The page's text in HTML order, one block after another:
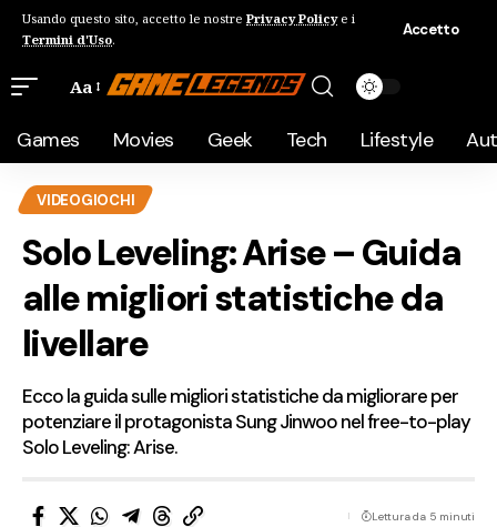
Usando questo sito, accetto le nostre Privacy Policye i
Termini d'Uso.
Accetto
Aa
Games Movies Geek Tech Lifestyle
VIDEOGIOCHI
Solo Leveling: Arise – Guida
alle migliori statistiche da
livellare
Ecco la guida sulle migliori statistiche da migliorare per
potenziare il protagonista Sung Jinwoo nel free-to-play
Solo Leveling: Arise.
Lettura da 5 minuti